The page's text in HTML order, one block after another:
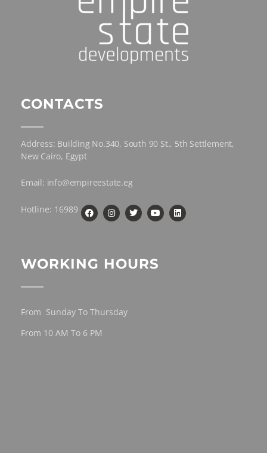
CONTACTS
Address: Building No.340, South 90 St., 5th Settlement,
New Cairo, Egypt
Email: info@empireestate.eg
Hotline: 16989
WORKING HOURS
From Sunday To Thursday
From 10 AM To 6 PM